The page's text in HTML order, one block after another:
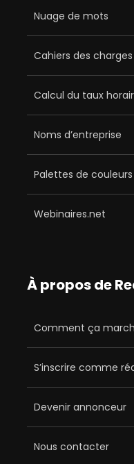
Nuage de mots
Cahiers des charges
Calcul du taux
Noms d’entreprise
Palettes de couleurs
Webinaires.net
À propos de
Comment ça
S’inscrire comme
Devenir annonceur
Nous contacter